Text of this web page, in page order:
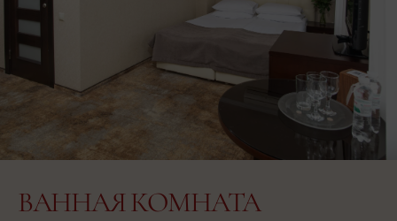
ВАННАЯ КОМНАТА